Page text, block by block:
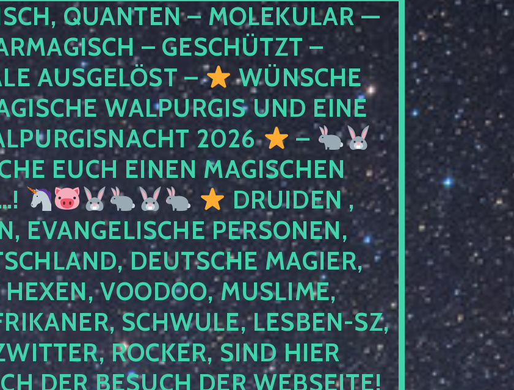
QUANTEN – MOLEKULAR —
– GESCHÜTZT –
AUSGELÖST –
WÜNSCHE
WALPURGIS UND EINE
2026
–
EUCH EINEN MAGISCHEN
DRUIDEN ,
EVANGELISCHE PERSONEN,
DEUTSCHE MAGIER,
VOODOO, MUSLIME,
SCHWULE, LESBEN-SZ,
ROCKER, SIND HIER
DER BESUCH DER WEBSEITE!